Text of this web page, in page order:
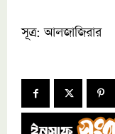
সূত্র: আলজাজিরার